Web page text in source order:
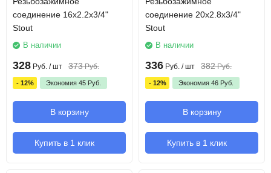
соединение 16х2.2х3/4"
Stout
В наличии
328 Руб. / шт 373 Руб.
- 12% Экономия 45 Руб.
В корзину
Купить в 1 клик
соединение 20х2.8х3/4"
Stout
В наличии
336 Руб. / шт 382 Руб.
- 12% Экономия 46 Руб.
В корзину
Купить в 1 клик